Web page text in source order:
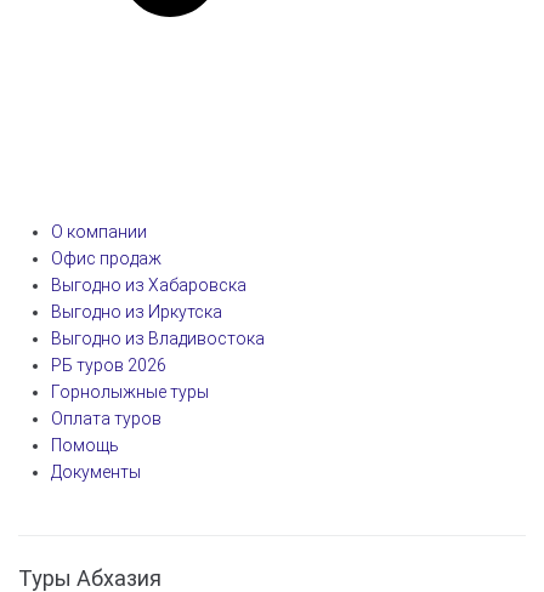
О компании
Офис продаж
Выгодно из Хабаровска
Выгодно из Иркутска
Выгодно из Владивостока
РБ туров 2026
Горнолыжные туры
Оплата туров
Помощь
Документы
Туры Абхазия